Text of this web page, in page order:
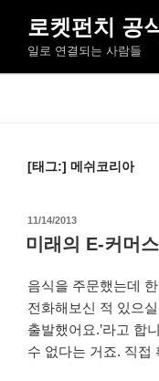
로
로켓펀치 공
일로 연결되는 사람들
[태그:] 메쉬코리아
작
성
일
11/14/2013
미래의 E-커머
음식을 주문했는데
전화해보신 적 있으
출발했어요.’라고 합
수 없다는 거죠. 직접